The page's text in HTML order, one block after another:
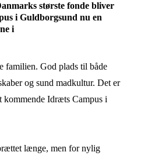
største fonde bliver
i Guldborgsund nu en
i
familien. God plads til både
og sund madkultur. Det er
kommende Idræts Campus i
længe, men for nylig